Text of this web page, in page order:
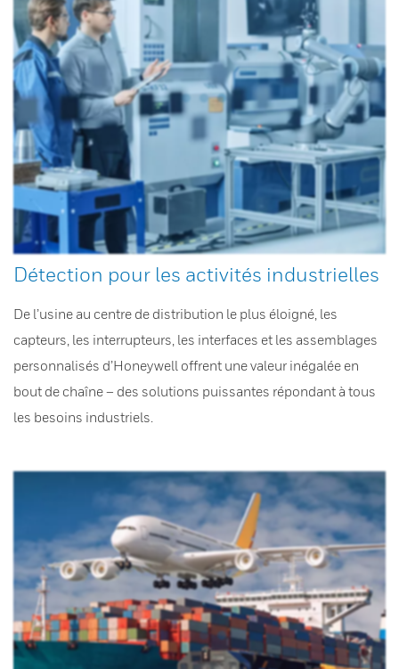
Détection pour les activités industrielles
De l’usine au centre de distribution le plus éloigné, les
capteurs, les interrupteurs, les interfaces et les assemblages
personnalisés d’Honeywell offrent une valeur inégalée en
bout de chaîne – des solutions puissantes répondant à tous
les besoins industriels.